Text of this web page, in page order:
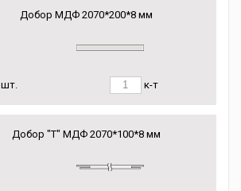
Добор МДФ 2070*200*8 мм
шт. к-т
Добор "Т" МДФ 2070*100*8 мм